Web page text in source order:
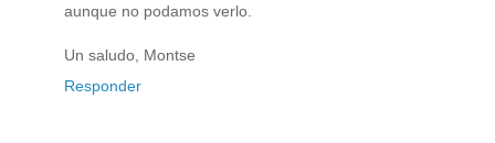
aunque no podamos verlo.
Un saludo, Montse
Responder